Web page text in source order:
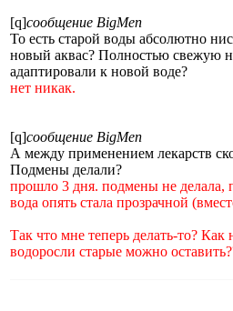
[q]сообщение BigMen
То есть старой воды абсолютно
новый аквас? Полностью свежую
адаптировали к новой воде?
нет никак.
[q]сообщение BigMen
А между применением лекарств
Подмены делали?
прошло 3 дня. подмены не делала,
вода опять стала прозрачной
Так что мне теперь делать-то? Как
водоросли старые можно